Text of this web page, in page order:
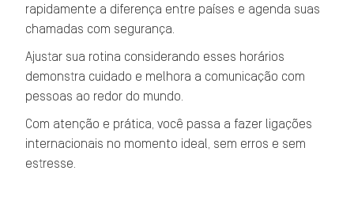
rapidamente a diferença entre países e agenda suas
chamadas com segurança.
Ajustar sua rotina considerando esses horários
demonstra cuidado e melhora a comunicação com
pessoas ao redor do mundo.
Com atenção e prática, você passa a fazer ligações
internacionais no momento ideal, sem erros e sem
estresse.